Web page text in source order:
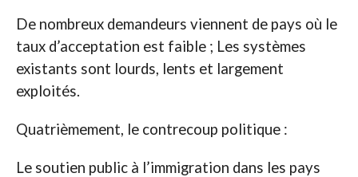
De nombreux demandeurs viennent de pays où le
taux d’acceptation est faible ; Les systèmes
existants sont lourds, lents et largement
exploités.
Quatrièmement, le contrecoup politique :
Le soutien public à l’immigration dans les pays